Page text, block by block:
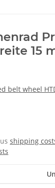
15
belt wheel
shipping